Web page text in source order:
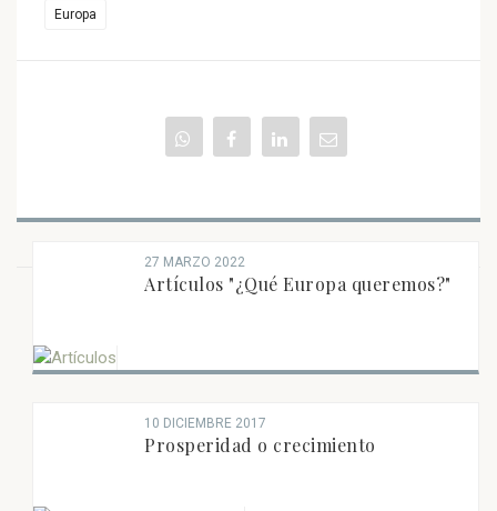
Europa
27 MARZO 2022
Artículos "¿Qué Europa queremos?"
10 DICIEMBRE 2017
Prosperidad o crecimiento